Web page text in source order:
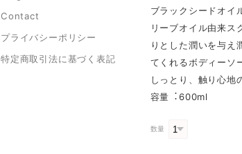
Contact
プライバシーポリシー
特定商取引法に基づく表記
ブラックシードオイ
リーブオイル由来ス
りとした潤いを与え
てくれるボディーソ
しっとり、触り⼼地
容量︓600ml
数量